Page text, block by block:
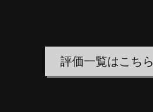
評価一覧はこちら